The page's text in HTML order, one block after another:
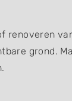
grond.